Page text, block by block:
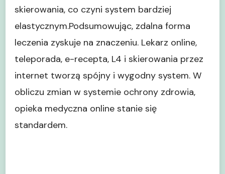
skierowania, co czyni system bardziej
elastycznym.Podsumowując, zdalna forma
leczenia zyskuje na znaczeniu. Lekarz online,
teleporada, e-recepta, L4 i skierowania przez
internet tworzą spójny i wygodny system. W
obliczu zmian w systemie ochrony zdrowia,
opieka medyczna online stanie się
standardem.